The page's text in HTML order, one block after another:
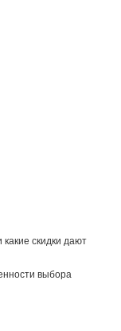
какие скидки дают
выбора